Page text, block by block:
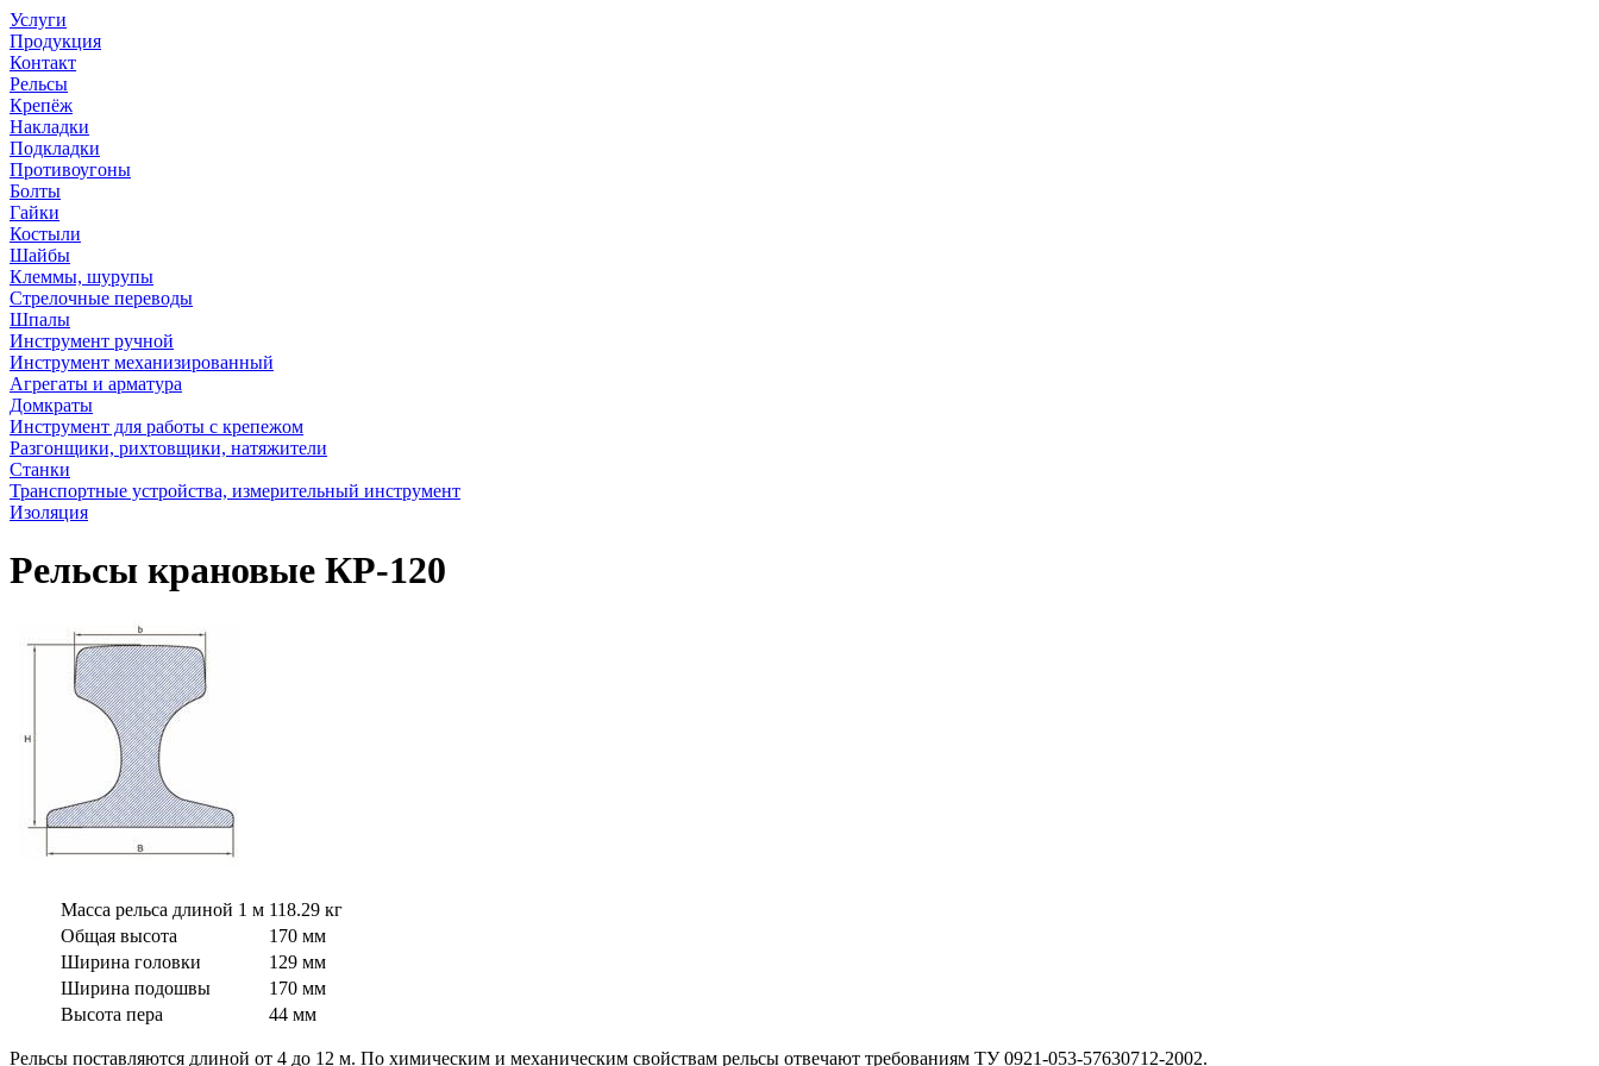
Услуги
Продукция
Контакт
Рельсы
Крепёж
Накладки
Подкладки
Противоугоны
Болты
Гайки
Костыли
Шайбы
Клеммы, шурупы
Стрелочные переводы
Шпалы
Инструмент ручной
Инструмент механизированный
Агрегаты и арматура
Домкраты
Инструмент для работы с крепежом
Разгонщики, рихтовщики, натяжители
Станки
Транспортные устройства, измерительный инструмент
Изоляция
Рельсы крановые КР-120
Масса рельса длиной 1 м 118.29 кг
Общая высота
170 мм
Ширина головки
129 мм
Ширина подошвы
170 мм
Высота пера
44 мм
Рельсы поставляются длиной от 4 до 12 м. По химическим и механическим свойствам рельсы отвечают требованиям ТУ 0921-053-57630712-2002.